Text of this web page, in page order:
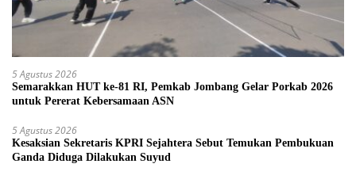
5 Agustus 2026
Semarakkan HUT ke-81 RI, Pemkab Jombang Gelar Porkab 2026
untuk Pererat Kebersamaan ASN
5 Agustus 2026
Kesaksian Sekretaris KPRI Sejahtera Sebut Temukan Pembukuan
Ganda Diduga Dilakukan Suyud